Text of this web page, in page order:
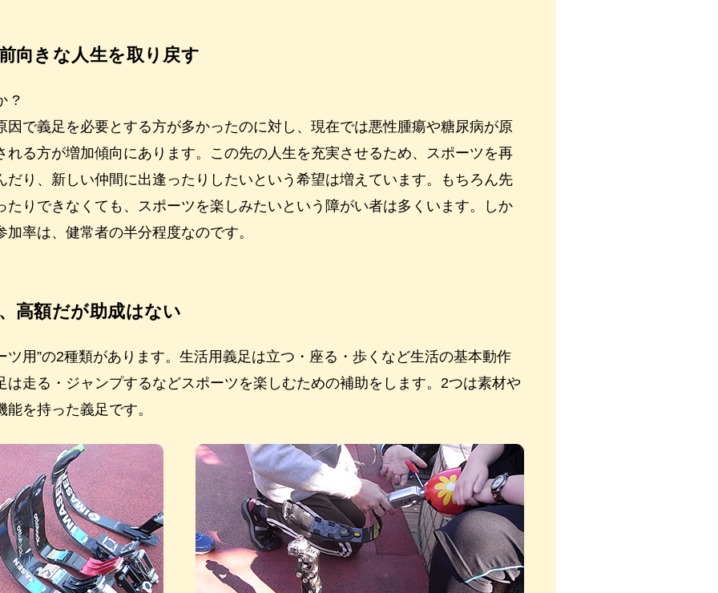
向きな人生を取り戻す
?
因で義足を必要とする方が多かったのに対し、現在では悪性腫瘍や糖尿病が原
れる方が増加傾向にあります。この先の人生を充実させるため、スポーツを再
だり、新しい仲間に出逢ったりしたいという希望は増えています。もちろん先
たりできなくても、スポーツを楽しみたいという障がい者は多くいます。しか
率は、健常者の半分程度なのです。
高額だが助成はない
ツ用”の2種類があります。生活用義足は立つ・座る・歩くなど生活の基本動作
は走る・ジャンプするなどスポーツを楽しむための補助をします。2つは素材や
を持った義足です。